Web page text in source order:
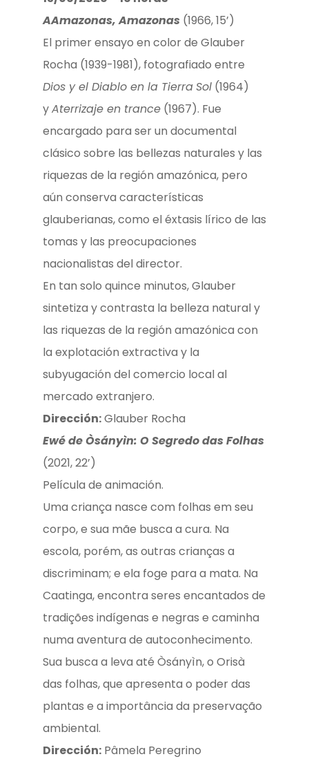
AAmazonas, Amazonas (1966, 15’)
El primer ensayo en color de Glauber
Rocha (1939-1981), fotografiado entre
Dios y el Diablo en la TierraSol(1964)
yAterrizaje en trance(1967). Fue
encargado para ser un documental
clásico sobre las bellezas naturales y las
riquezas de la región amazónica, pero
aún conserva características
glauberianas, como el éxtasis lírico de las
tomas y las preocupaciones
nacionalistas del director.
En tan solo quince minutos, Glauber
sintetiza y contrasta la belleza natural y
las riquezas de la región amazónica con
la explotación extractiva y la
subyugación del comercio local al
mercado extranjero.
Dirección:Glauber Rocha
Ewé de Òsányìn: O Segredo das Folhas
(2021, 22’)
Película de animación.
Uma criança nasce com folhas em seu
corpo, e sua mãe busca a cura. Na
escola, porém, as outras crianças a
discriminam; e ela foge para a mata. Na
Caatinga, encontra seres encantados de
tradições indígenas e negras e caminha
numa aventura de autoconhecimento.
Sua busca a leva até Òsányìn, o Orisà
das folhas, que apresenta o poder das
plantas e a importância da preservação
ambiental.
Dirección:Pâmela Peregrino